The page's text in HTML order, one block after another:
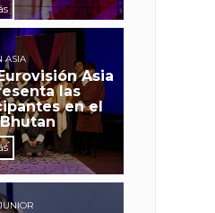
ASIA
Asia
las
en el